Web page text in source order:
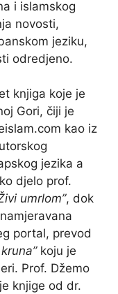
i islamskog
novosti,
jeziku,
odredjeno.
knjiga koje je
Gori, čiji je
kao iz
jezika a
djelo prof.
umrlom”, dok
portal, prevod
koju je
Prof. Džemo
knjige od dr.